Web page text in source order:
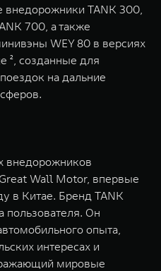
WEY 80
Масштаб
внедорожники TANK 300,
700, а также
WEY 80 в версиях
², созданные для
на дальние
внедорожников
Wall Motor, впервые
в Китае. Бренд TANK
пользователя. Он
опыта,
интересах и
мировые